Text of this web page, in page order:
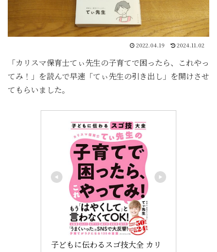
2022.04.19 2024.11.02
「カリスマ保育士てぃ先生の子育てで困ったら、これやっ
てみ！」を読んで早速「てぃ先生の引き出し」を開けさせ
てもらいました。
子どもに伝わるスゴ技大全 カリ